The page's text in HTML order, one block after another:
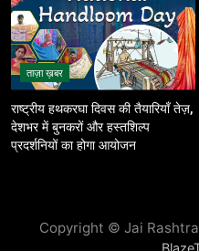
ताज़ा ख़बर
राष्ट्रीय हथकरघा दिवस की तैयारियाँ तेज़,
देशभर में बुनकरों और हस्तशिल्प
प्रदर्शनियों का होगा आयोजन
Copyright © Jai